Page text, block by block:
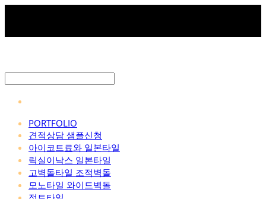
PORTFOLIO
견적상담 샘플신청
아이코트료와 일본타일
릭실이낙스 일본타일
고벽돌타일 조적벽돌
모노타일 와이드벽돌